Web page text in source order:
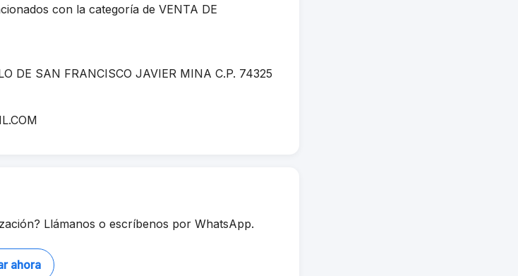
con la categoría de VENTA DE
DE SAN FRANCISCO JAVIER MINA C.P. 74325
Llámanos o escríbenos por WhatsApp.
ahora